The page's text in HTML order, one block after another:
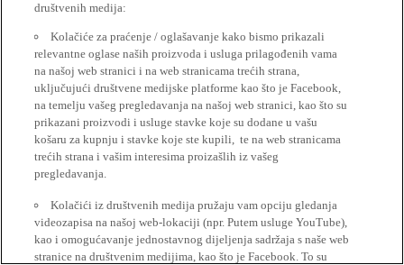
društvenih medija:
Kolačiće za praćenje / oglašavanje kako bismo prikazali
relevantne oglase naših proizvoda i usluga prilagođenih vama
na našoj web stranici i na web stranicama trećih strana,
uključujući društvene medijske platforme kao što je Facebook,
na temelju vašeg pregledavanja na našoj web stranici, kao što su
prikazani proizvodi i usluge stavke koje su dodane u vašu
košaru za kupnju i stavke koje ste kupili, te na web stranicama
trećih strana i vašim interesima proizašlih iz vašeg
pregledavanja.
Kolačići iz društvenih medija pružaju vam opciju gledanja
videozapisa na našoj web-lokaciji (npr. Putem usluge YouTube),
kao i omogućavanje jednostavnog dijeljenja sadržaja s naše web
stranice na društvenim medijima, kao što je Facebook. To su